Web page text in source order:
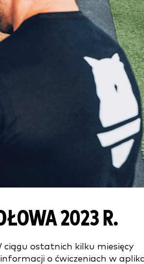
2023 R.
ciągu ostatnich kilku miesięcy
o ćwiczeniach w